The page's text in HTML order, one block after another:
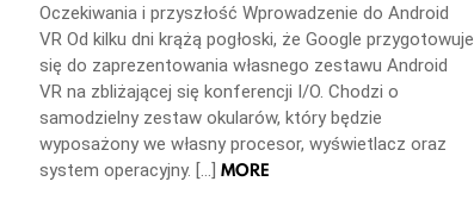
Oczekiwania i przyszłość Wprowadzenie do Android
VR Od kilku dni krążą pogłoski, że Google przygotowuje
się do zaprezentowania własnego zestawu Android
VR na zbliżającej się konferencji I/O. Chodzi o
samodzielny zestaw okularów, który będzie
wyposażony we własny procesor, wyświetlacz oraz
system operacyjny. […] MORE